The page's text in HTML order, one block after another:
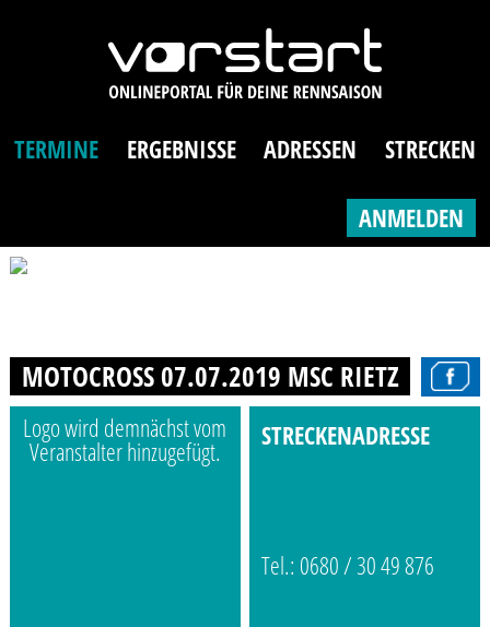
TERMINE ERGEBNISSE ADRESSEN STRECKEN
ANMELDEN
MOTOCROSS 07.07.2019 MSC RIETZ
Logo wird demnächst vom
Veranstalter hinzugefügt. STRECKENADRESSE
Tel.: 0680 / 30 49 876